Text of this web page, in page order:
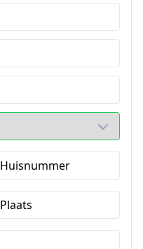
Huisnummer
Plaats